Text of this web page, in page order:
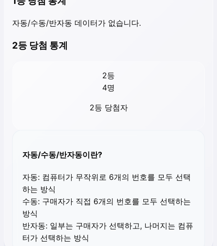
자동/수동/반자동 데이터가 없습니다.
2등 당첨 통계
2등
4명
2등 당첨자
자동/수동/반자동이란?
자동: 컴퓨터가 무작위로 6개의 번호를 모두 선택
하는 방식
수동: 구매자가 직접 6개의 번호를 모두 선택하는
방식
반자동: 일부는 구매자가 선택하고, 나머지는 컴퓨
터가 선택하는 방식